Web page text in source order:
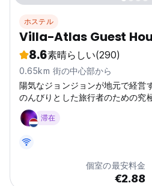
ホステル
Villa-Atlas Guest
8.6素晴らしい(290)
0.65km 街の中心部から
陽気なジョンジョンが地元で経営
のんびりとした旅行者のための究
ストハウス兼レストランです。良
滞在
個室の最安料金
€2.88